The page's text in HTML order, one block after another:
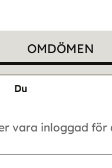
OMDÖMEN
Du